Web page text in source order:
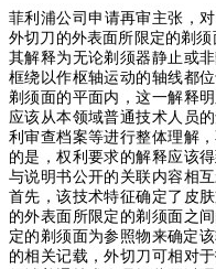
菲利浦公司申请再审主张，
外切刀的外表面所限定的剃须
其解释为无论剃须器静止或
框绕以作枢轴运动的轴线都
剃须面的平面内，这一解释
应该从本领域普通技术人员
利审查档案等进行整体理解
的是，权利要求的解释应该
与说明书公开的关联内容相
首先，该技术特征确定了皮
的外表面所限定的剃须面之
定的剃须面为参照物来确定
的相关记载，外切刀可相对